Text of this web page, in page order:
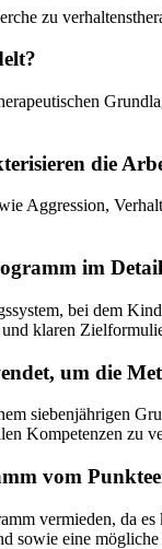
zu
die
Aggression,
im
bei dem
klaren
um die
siebenjährigen
Kompetenzen zu
vom
vermieden, da
sowie eine